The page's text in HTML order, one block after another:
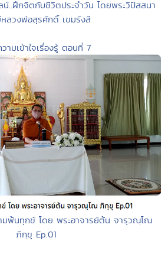
..ฝึกจิตกับชีวิตประจำวัน โดยพระวิปัสสนา
ลวงพ่อสุรศักดิ์ เขมรังสี
ามเข้าใจเรื่องรู้ ตอนที่ 7
มพ้นทุกข์ โดย พระอาจารย์ต้น จารุวณฺโณ
ภิกฺขุ Ep.01